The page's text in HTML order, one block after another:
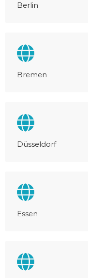
Berlin
Bremen
Düsseldorf
Essen